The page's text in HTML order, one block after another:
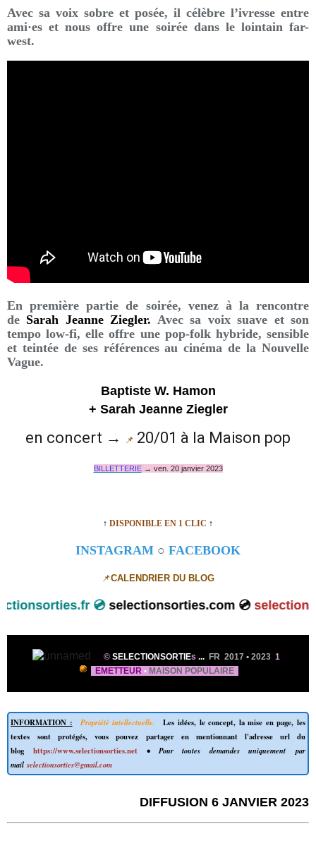
Avec sa voix sobre et posée, il célèbre l’ivresse entre
ami·es et nous offre une soirée dans le lointain far-
west.
En première partie de soirée, venez à la rencontre
de Sarah Jeanne Ziegler. Avec sa voix suave et son
tempo low-fi, elle offre une pop-folk hybride, sensible
et teintée de ses références au cinéma de la Nouvelle
Vague.
Baptiste W. Hamon
+ Sarah Jeanne Ziegler
en concert → 📌 20/01 à la Maison pop
BILLETTERIE → ven. 20 janvier 2023
↑ DISPONIBLE EN 1 CLIC ↑
INSTAGRAM ○ FACEBOOK
📌CALENDRIER DU BLOG
💿selectionsorties.com 💿
© SELECTIONSORTIEs ... FR 2017 •2023 1
EMETTEUR • MAISON POPULAIRE
INFORMATION : Propriété intellectuelle.
Les idées, le concept, la mise en page, les
textes sont protégés, vous pouvez partager en mentionnant l'adresse url du
blog
https://www.selectionsorties.net
• Pour toutes demandes uniquement par
mail selectionsorties@gmail.com
DIFFUSION 6 JANVIER 2023